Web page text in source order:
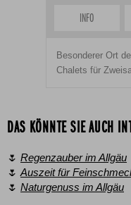
INFO
Besonderer Ort
Chalets für
DAS KÖNNTE SIE AUCH
🌷 Regenzauber im Allgäu
🌷 Auszeit für
🌷 Naturgenuss im Allgäu